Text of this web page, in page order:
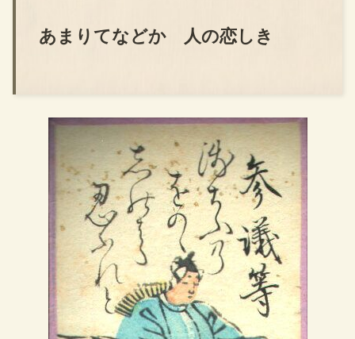
あまりてなどか 人の恋しき